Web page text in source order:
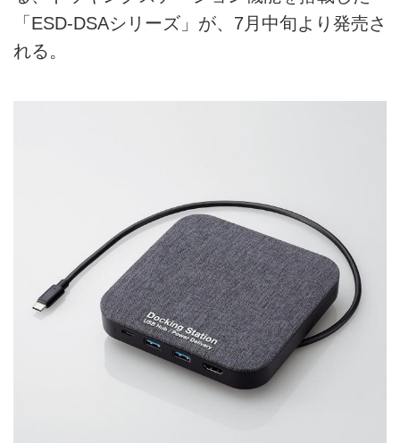
「ESD-DSAシリーズ」が、7月中旬より発売さ
れる。